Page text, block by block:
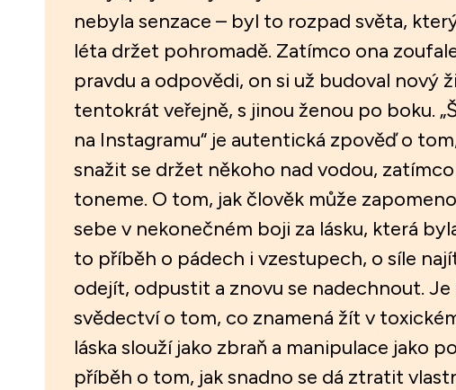
nebyla senzace – byl to rozpad světa,
léta držet pohromadě. Zatímco ona
pravdu a odpovědi, on si už budoval nový
tentokrát veřejně, s jinou ženou po boku.
na Instagramu“ je autentická zpověď o
snažit se držet někoho nad vodou, zatímco
toneme. O tom, jak člověk může
sebe v nekonečném boji za lásku, která
to příběh o pádech i vzestupech, o síle
odejít, odpustit a znovu se nadechnout.
svědectví o tom, co znamená žít v
láska slouží jako zbraň a manipulace jako
příběh o tom, jak snadno se dá ztratit